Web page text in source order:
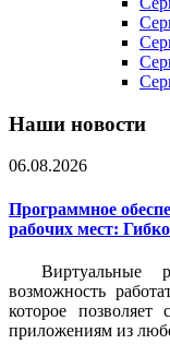
Наши новости
06.08.2026
Программное
рабочих мест:
возможность
которое
приложениям из